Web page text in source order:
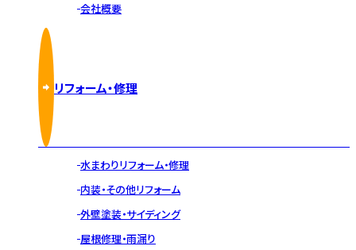
会社概要
リフォーム・修理
水まわりリフォーム・修理
内装・その他リフォーム
外壁塗装・サイディング
屋根修理・雨漏り